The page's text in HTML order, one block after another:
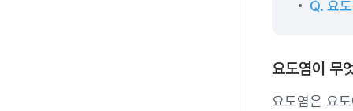
Q. 요
요도염이 무
요도염은 요